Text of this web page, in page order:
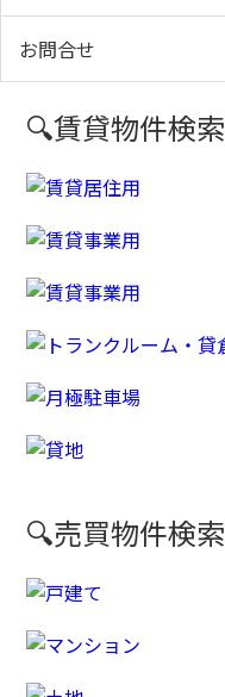
お問合せ
🔍賃貸物件検索
🔍売買物件検索